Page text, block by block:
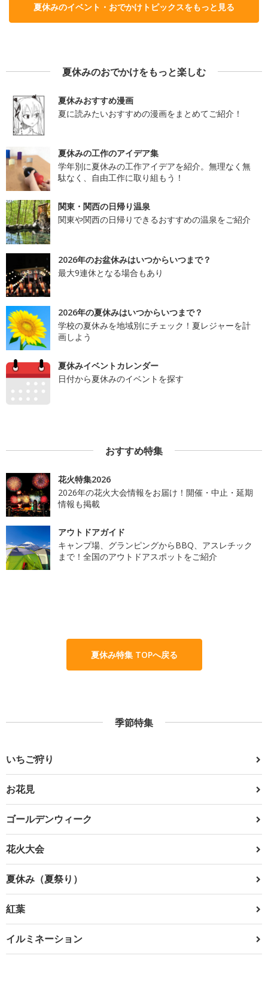
夏休みのイベント・おでかけトピックスをもっと見る
夏休みのおでかけをもっと楽しむ
夏休みおすすめ漫画
夏に読みたいおすすめの漫画をまとめてご紹介！
夏休みの工作のアイデア集
学年別に夏休みの工作アイデアを紹介。無理なく無
駄なく、自由工作に取り組もう！
関東・関西の日帰り温泉
関東や関西の日帰りできるおすすめの温泉をご紹介
2026年のお盆休みはいつからいつまで？
最大9連休となる場合もあり
2026年の夏休みはいつからいつまで？
学校の夏休みを地域別にチェック！夏レジャーを計
画しよう
夏休みイベントカレンダー
日付から夏休みのイベントを探す
おすすめ特集
花火特集2026
2026年の花火大会情報をお届け！開催・中止・延期
情報も掲載
アウトドアガイド
キャンプ場、グランピングからBBQ、アスレチック
まで！全国のアウトドアスポットをご紹介
夏休み特集 TOPへ戻る
季節特集
いちご狩り
お花見
ゴールデンウィーク
花火大会
夏休み（夏祭り）
紅葉
イルミネーション